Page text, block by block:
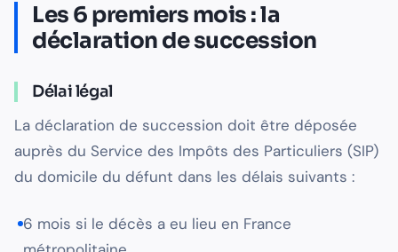
Les 6 premiers mois : la
déclaration de succession
Délai légal
La déclaration de succession doit être déposée
auprès du Service des Impôts des Particuliers (SIP)
du domicile du défunt dans les délais suivants :
6 mois si le décès a eu lieu en France